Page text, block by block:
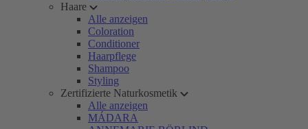
Haare
Alle anzeigen
Coloration
Conditioner
Haarpflege
Shampoo
Styling
Zertifizierte Naturkosmetik
Alle anzeigen
MÁDARA